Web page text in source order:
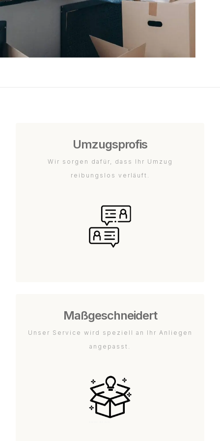
Umzugsprofis
Wir sorgen dafür, dass Ihr Umzug
reibungslos verläuft.
Maßgeschneidert
Unser Service wird speziell an Ihr Anliegen
angepasst.